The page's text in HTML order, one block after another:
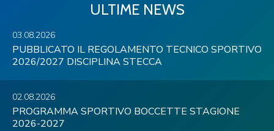
ULTIME NEWS
03.08.2026
PUBBLICATO IL REGOLAMENTO TECNICO SPORTIVO
2026/2027 DISCIPLINA STECCA
02.08.2026
PROGRAMMA SPORTIVO BOCCETTE STAGIONE
2026-2027